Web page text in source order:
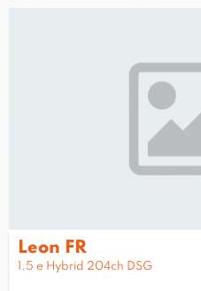
Leon FR
1.5 e Hybrid 204ch DSG